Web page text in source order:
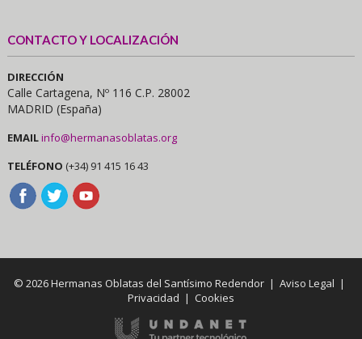
CONTACTO Y LOCALIZACIÓN
DIRECCIÓN
Calle Cartagena, Nº 116 C.P. 28002
MADRID (España)
EMAILinfo@hermanasoblatas.org
TELÉFONO (+34) 91 415 16 43
© 2026 Hermanas Oblatas del Santísimo Redendor |Aviso Legal |
Privacidad | Cookies